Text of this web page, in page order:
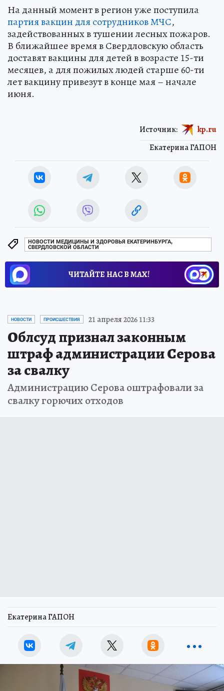
На данный момент в регион уже поступила
партия вакцин для сотрудников МЧС,
задействованных в тушении лесных пожаров.
В ближайшее время в Свердловскую область
доставят вакцины для детей в возрасте 15-ти
месяцев, а для пожилых людей старше 60-ти
лет вакцину привезут в конце мая – начале
июня.
Екатерина ГАПОН
Источник: kp.ru
НОВОСТИ МЕДИЦИНЫ И ЗДОРОВЬЯ ЕКАТЕРИНБУРГА,
СВЕРДЛОВСКОЙ ОБЛАСТИ
ЧИТАЙТЕ НАС В МАХ!
НОВОСТИ ПРОИСШЕСТВИЯ 21 апреля 2026 11:33
Облсуд признал законным
штраф администрации Серова
за свалку
Администрацию Серова оштрафовали за
свалку горючих отходов
Екатерина ГАПОН